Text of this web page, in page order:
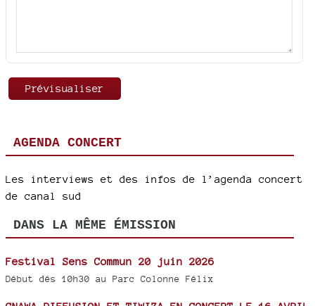
AGENDA CONCERT
Les interviews et des infos de l’agenda concert
de canal sud
DANS LA MÊME ÉMISSION
Festival Sens Commun 20 juin 2026
Début dés 10h30 au Parc Colonne Félix